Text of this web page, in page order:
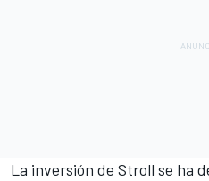
La inversión de Stroll se ha